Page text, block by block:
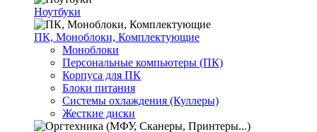
Ноутбуки
ПК, Моноблоки, Комплектующие
Моноблоки
Персональные компьютеры (ПК)
Корпуса для ПК
Блоки питания
Системы охлаждения (Куллеры)
Жесткие диски